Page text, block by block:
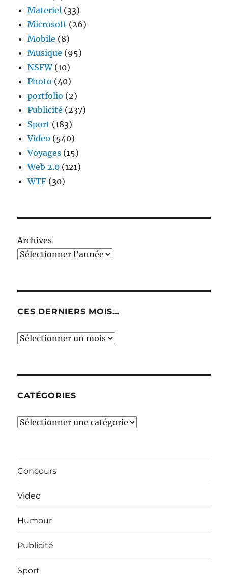
Materiel (33)
Microsoft (26)
Mobile (8)
Musique (95)
NSFW(10)
Photo (40)
portfolio (2)
Publicité (237)
Sport (183)
Video (540)
Voyages (15)
Web 2.0 (121)
WTF (30)
Archives
CES DERNIERS MOIS…
Ces
CATÉGORIES
Catégories
Concours
Video
Humour
Publicité
Sport